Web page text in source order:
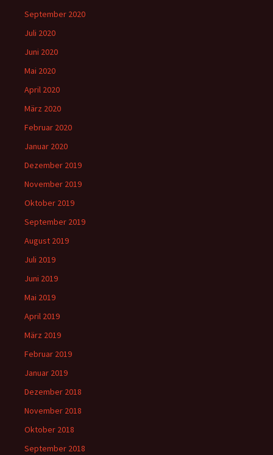
September 2020
Juli 2020
Juni 2020
Mai 2020
April 2020
März 2020
Februar 2020
Januar 2020
Dezember 2019
November 2019
Oktober 2019
September 2019
August 2019
Juli 2019
Juni 2019
Mai 2019
April 2019
März 2019
Februar 2019
Januar 2019
Dezember 2018
November 2018
Oktober 2018
September 2018